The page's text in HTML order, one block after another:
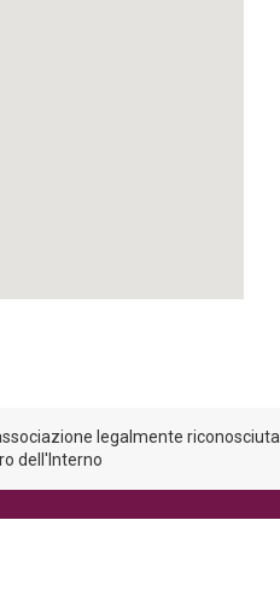
legalmente riconosciuta
dell'Interno